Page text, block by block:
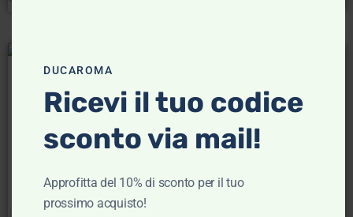
Infradito con Zeppa –
Crocs
crocs
49,90 €39,92
Sandalo con platform –
Hey Dude
Hey Dude
€59,99
DUCAROMA
Ricevi il tuo codice
sconto via mail!
Approfitta del 10% di sconto per il tuo
prossimo acquisto!